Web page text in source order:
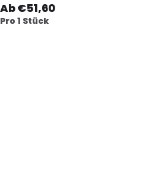
Ab €51,60
Pro 1 Stück